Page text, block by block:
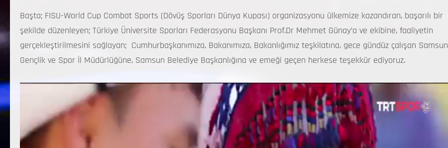
Başta; FISU-World Cup Combat Sports (Dövüş Sporları Dünya Kupası) organizasyonu ülkemize kazandıran, başarılı bir
şekilde düzenleyen; Türkiye Üniversite Sporları Federasyonu Başkanı Prof.Dr Mehmet Günay’a ve ekibine, faaliyetin
gerçekleştirilmesini sağlayan; Cumhurbaşkanımıza, Bakanımıza, Bakanlığımız teşkilatına, gece gündüz çalışan Samsun
Gençlik ve Spor İl Müdürlüğüne, Samsun Belediye Başkanlığına ve emeği geçen herkese teşekkür ediyoruz.